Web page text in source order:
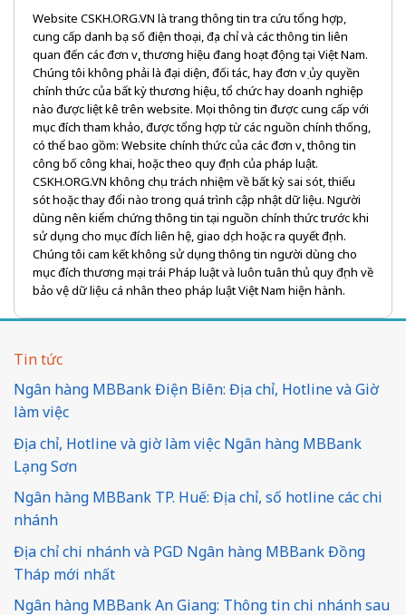
Website CSKH.ORG.VN là trang thông tin tra cứu tổng hợp,
cung cấp danh bạ số điện thoại, địa chỉ và các thông tin liên
quan đến các đơn vị, thương hiệu đang hoạt động tại Việt Nam.
Chúng tôi không phải là đại diện, đối tác, hay đơn vị ủy quyền
chính thức của bất kỳ thương hiệu, tổ chức hay doanh nghiệp
nào được liệt kê trên website. Mọi thông tin được cung cấp với
mục đích tham khảo, được tổng hợp từ các nguồn chính thống,
có thể bao gồm: Website chính thức của các đơn vị, thông tin
công bố công khai, hoặc theo quy định của pháp luật.
CSKH.ORG.VN không chịu trách nhiệm về bất kỳ sai sót, thiếu
sót hoặc thay đổi nào trong quá trình cập nhật dữ liệu. Người
dùng nên kiểm chứng thông tin tại nguồn chính thức trước khi
sử dụng cho mục đích liên hệ, giao dịch hoặc ra quyết định.
Chúng tôi cam kết không sử dụng thông tin người dùng cho
mục đích thương mại trái Pháp luật và luôn tuân thủ quy định về
bảo vệ dữ liệu cá nhân theo pháp luật Việt Nam hiện hành.
Tin tức
Ngân hàng MBBank Điện Biên: Địa chỉ, Hotline và Giờ
làm việc
Địa chỉ, Hotline và giờ làm việc Ngân hàng MBBank
Lạng Sơn
Ngân hàng MBBank TP. Huế: Địa chỉ, số hotline các chi
nhánh
Địa chỉ chi nhánh và PGD Ngân hàng MBBank Đồng
Tháp mới nhất
Ngân hàng MBBank An Giang: Thông tin chi nhánh sau